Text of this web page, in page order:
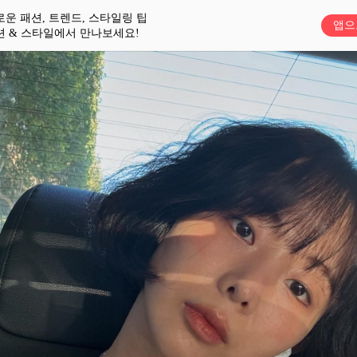
운 패션, 트렌드, 스타일링 팁
& 스타일에서 만나보세요!
앱